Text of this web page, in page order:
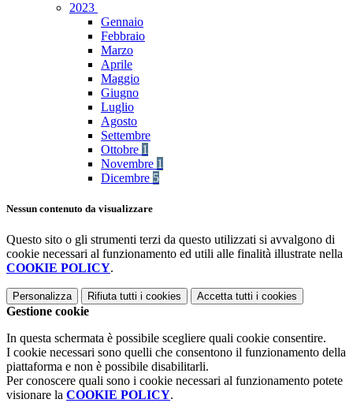
2023
Gennaio
Febbraio
Marzo
Aprile
Maggio
Giugno
Luglio
Agosto
Settembre
Ottobre 1
Novembre 1
Dicembre 5
Nessun contenuto da visualizzare
Questo sito o gli strumenti terzi da questo utilizzati si avvalgono di
cookie necessari al funzionamento ed utili alle finalità illustrate nella
COOKIE POLICY.
Personalizza Rifiuta tutti i cookies Accetta tutti i cookies
Gestione cookie
In questa schermata è possibile scegliere quali cookie consentire.
I cookie necessari sono quelli che consentono il funzionamento della
piattaforma e non è possibile disabilitarli.
Per conoscere quali sono i cookie necessari al funzionamento potete
visionare la COOKIE POLICY.